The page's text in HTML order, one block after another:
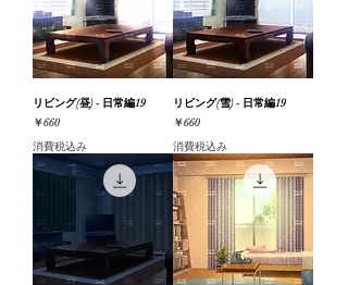
リビング(昼) - 日常編19
価格
￥660
消費税込み
リビング(雪) - 日常編19
価格
￥660
消費税込み